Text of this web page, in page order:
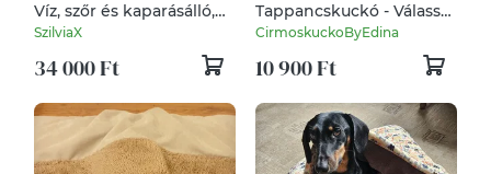
Víz, szőr és kaparásálló,
lehúzható és mosható
SzilviaX
34 000 Ft
Tappancskuckó - Válassz
színt
CirmoskuckoByEdina
10 900 Ft